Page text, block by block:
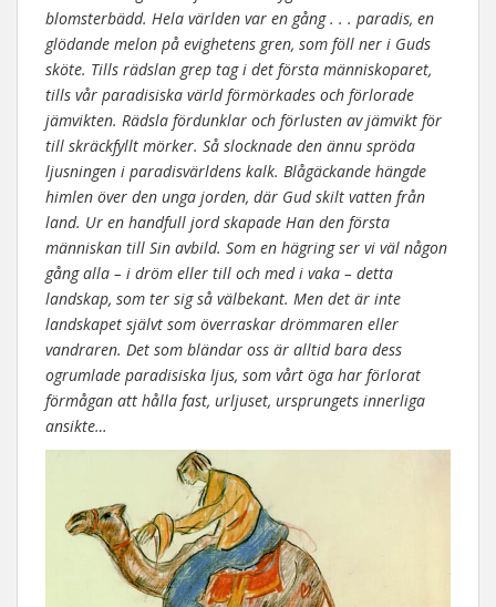
blomsterbädd. Hela världen var en gång . . . paradis, en
glödande melon på evighetens gren, som föll ner i Guds
sköte. Tills rädslan grep tag i det första människoparet,
tills vår paradisiska värld förmörkades och förlorade
jämvikten. Rädsla fördunklar och förlusten av jämvikt för
till skräckfyllt mörker. Så slocknade den ännu spröda
ljusningen i paradisvärldens kalk. Blågäckande hängde
himlen över den unga jorden, där Gud skilt vatten från
land. Ur en handfull jord skapade Han den första
människan till Sin avbild. Som en hägring ser vi väl någon
gång alla – i dröm eller till och med i vaka – detta
landskap, som ter sig så välbekant. Men det är inte
landskapet självt som överraskar drömmaren eller
vandraren. Det som bländar oss är alltid bara dess
ogrumlade paradisiska ljus, som vårt öga har förlorat
förmågan att hålla fast, urljuset, ursprungets innerliga
ansikte…